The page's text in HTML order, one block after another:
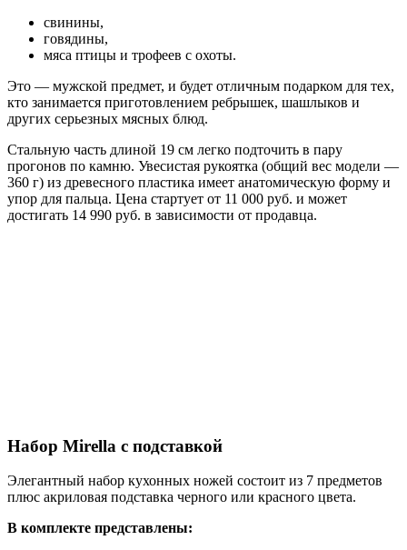
свинины,
говядины,
мяса птицы и трофеев с охоты.
Это — мужской предмет, и будет отличным подарком для тех,
кто занимается приготовлением ребрышек, шашлыков и
других серьезных мясных блюд.
Стальную часть длиной 19 см легко подточить в пару
прогонов по камню. Увесистая рукоятка (общий вес модели —
360 г) из древесного пластика имеет анатомическую форму и
упор для пальца. Цена стартует от 11 000 руб. и может
достигать 14 990 руб. в зависимости от продавца.
Набор Mirella с подставкой
Элегантный набор кухонных ножей состоит из 7 предметов
плюс акриловая подставка черного или красного цвета.
В комплекте представлены: